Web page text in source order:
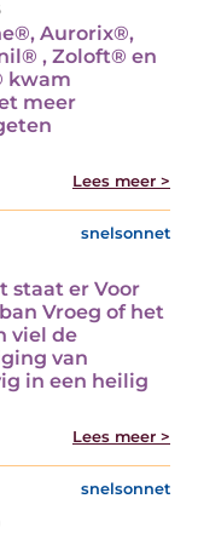
Aurorix®,
, Zoloft® en
kwam
meer
Lees meer >
snelsonnet
staat er Voor
Vroeg of het
viel de
van
in een heilig
Lees meer >
snelsonnet